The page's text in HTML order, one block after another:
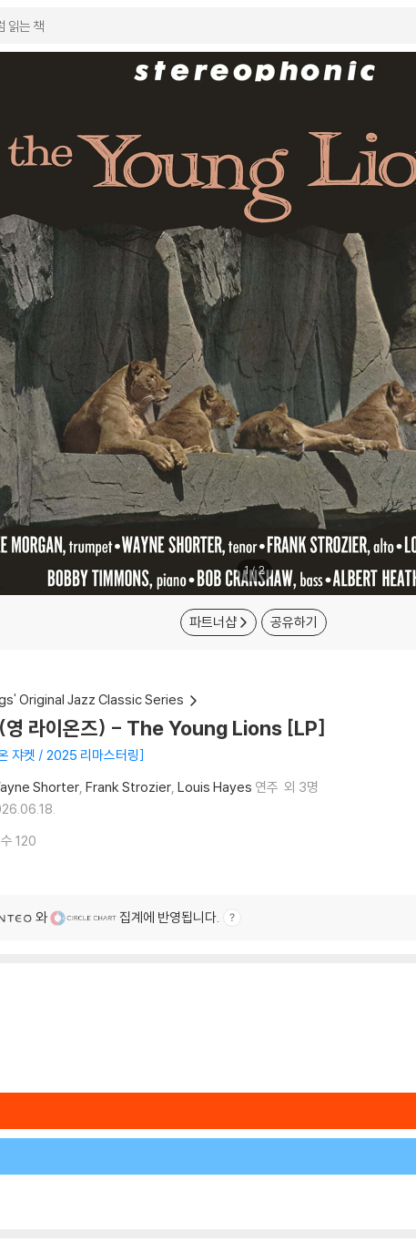
1/2
파트너샵 공유하기
Original Jazz Classic Series
라이온즈) - The Young Lions [LP]
쟈켓 / 2025 리마스터링
Shorter Frank Strozier Louis Hayes 연주 외 3명
120
와 집계에 반영됩니다.